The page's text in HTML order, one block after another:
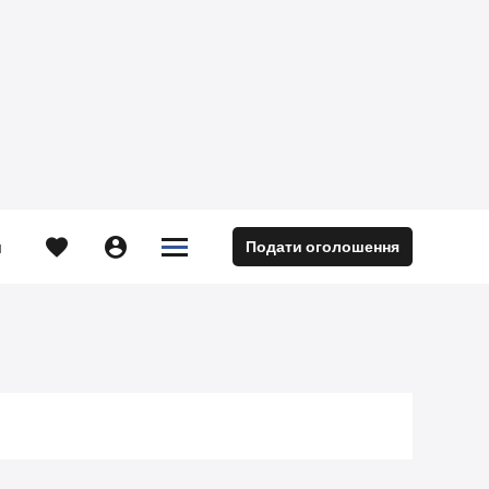
  

 Подати оголошення